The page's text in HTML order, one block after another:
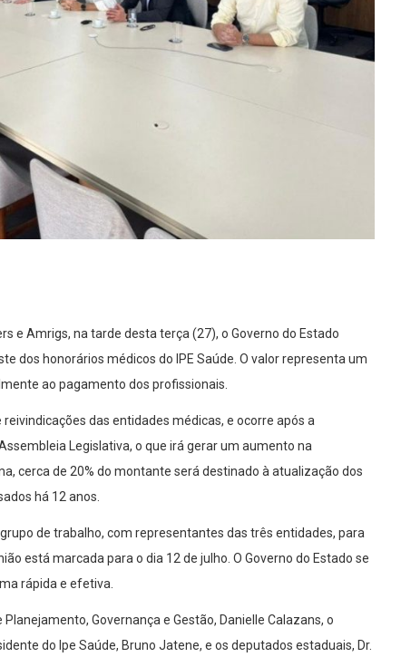
e Amrigs, na tarde desta terça (27), o Governo do Estado
dos honorários médicos do IPE Saúde. O valor representa um
ao pagamento dos profissionais.
das entidades médicas, e ocorre após a
Legislativa, o que irá gerar um aumento na
cerca de 20% do montante será destinado à atualização dos
há 12 anos.
de trabalho, com representantes das três entidades, para
está marcada para o dia 12 de julho. O Governo do Estado se
rápida e efetiva.
Governança e Gestão, Danielle Calazans, o
do Ipe Saúde, Bruno Jatene, e os deputados estaduais, Dr.